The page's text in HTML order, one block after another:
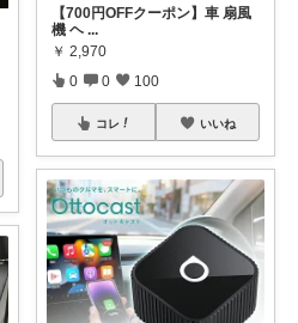
​【700円OFFクーポン】車 扇風
機 ヘ ...
￥ 2,970
0 0 100
コレ いいね